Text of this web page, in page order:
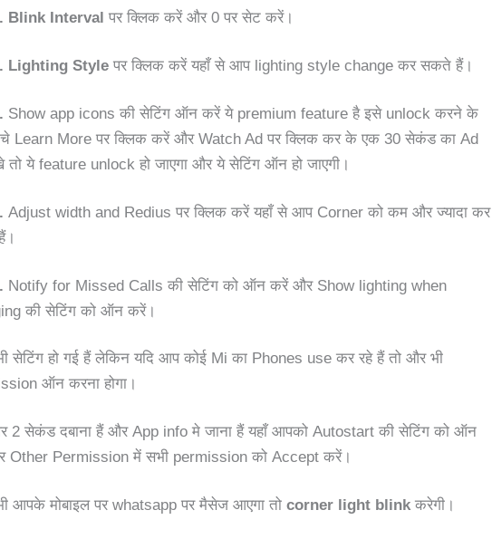
Blink Interval पर क्लिक करें और 0 पर सेट करें।
Lighting Style पर क्लिक करें यहाँ से आप lighting style change कर सकते हैं।
Show app icons की सेटिंग ऑन करें ये premium feature है इसे unlock करने के
Learn More पर क्लिक करें और Watch Ad पर क्लिक कर के एक 30 सेकंड का Ad
तो ये feature unlock हो जाएगा और ये सेटिंग ऑन हो जाएगी।
Adjust width and Redius पर क्लिक करें यहाँ से आप Corner को कम और ज्यादा कर
Notify for Missed Calls की सेटिंग को ऑन करें और Show lighting when
की सेटिंग को ऑन करें।
सेटिंग हो गई हैं लेकिन यदि आप कोई Mi का Phones use कर रहे हैं तो और भी
ऑन करना होगा।
2 सेकंड दबाना हैं और App info मे जाना हैं यहाँ आपको Autostart की सेटिंग को ऑन
Other Permission में सभी permission को Accept करें।
आपके मोबाइल पर whatsapp पर मैसेज आएगा तोcorner light blink करेगी।